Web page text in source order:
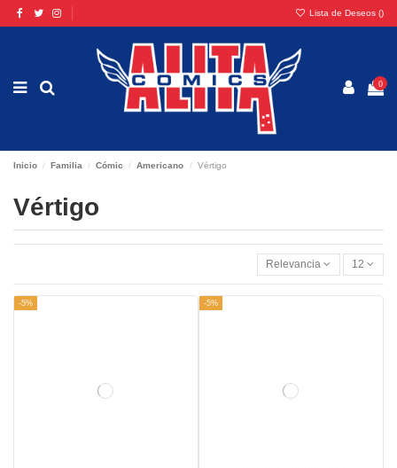
Lista de Deseos ()
0
Inicio Familia Cómic Americano Vértigo
Vértigo
Relevancia 12
-5% -5%